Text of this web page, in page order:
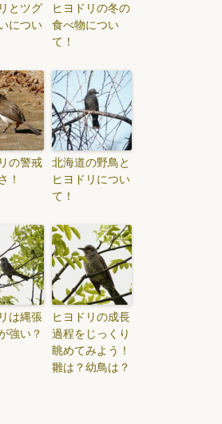
とツグ
につい
ヒヨドリの冬の
食べ物につい
て！
の警戒
！
北海道の野鳥と
ヒヨドリについ
て！
は縄張
強い？
ヒヨドリの成長
過程をじっくり
眺めてみよう！
雛は？幼鳥は？